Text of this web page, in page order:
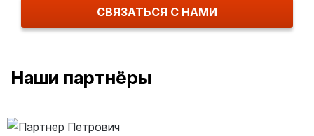
СВЯЗАТЬСЯ С НАМИ
Наши партнёры